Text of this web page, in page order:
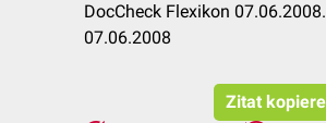
DocCheck Flexikon
07.06.2008
Zitat